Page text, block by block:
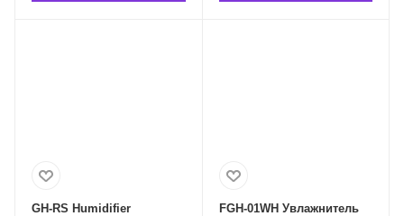
GH-RS Humidifier
FGH-01WH Увлажнитель